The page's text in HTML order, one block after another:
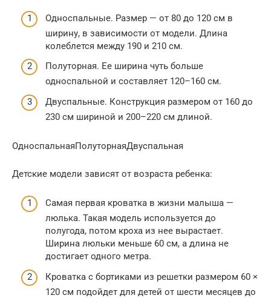
Односпальные. Размер — от 80 до 120 см в
ширину, в зависимости от модели. Длина
колеблется между 190 и 210 см.
Полуторная. Ее ширина чуть больше
односпальной и составляет 120–160 см.
Двуспальные. Конструкция размером от 160 до
230 см шириной и 200–220 см длиной.
ОдноспальнаяПолуторнаяДвуспальная
Детские модели зависят от возраста ребенка:
Самая первая кроватка в жизни малыша —
люлька. Такая модель используется до
полугода, потом кроха из нее вырастает.
Ширина люльки меньше 60 см, а длина не
достигает одного метра.
Кроватка с бортиками из решетки размером 60 ×
120 см подойдет для детей от шести месяцев до